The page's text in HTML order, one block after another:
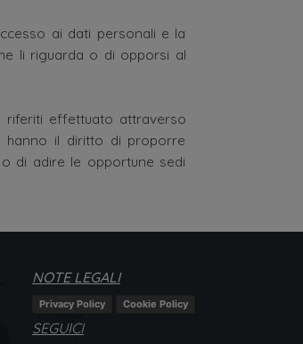
ai dati personali e la
li riguarda o di opporsi al
riferiti effettuato attraverso
hanno il diritto di proporre
di adire le opportune sedi
NOTE LEGALI
Privacy Policy Cookie Policy
SEGUICI